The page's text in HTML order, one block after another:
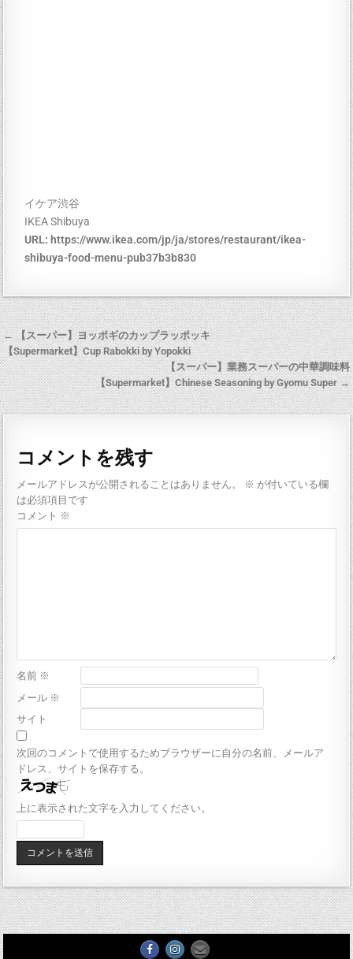
イケア渋谷
IKEA Shibuya
URL:https://www.ikea.com/jp/ja/stores/restaurant/ikea-
shibuya-food-menu-pub37b3b830
← 【スーパー】ヨッポギのカップラッポッキ
【Supermarket】Cup Rabokki by Yopokki
【スーパー】業務スーパーの中華調味料
【Supermarket】Chinese Seasoning by Gyomu Super →
コメントを残す
メールアドレスが公開されることはありません。 ※ が付いている欄
は必須項目です
コメント ※
名前 ※
メール ※
サイト
次回のコメントで使用するためブラウザーに自分の名前、メールア
ドレス、サイトを保存する。
上に表示された文字を入力してください。